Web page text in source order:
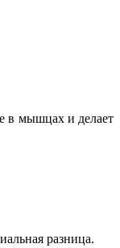
в мышцах и делает
разница.